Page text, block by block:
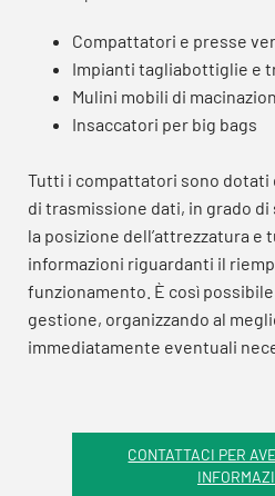
Compattatori e presse
Impianti tagliabottiglie e
Mulini mobili di
Insaccatori per big bags
Tutti i compattatori sono dotati
di trasmissione dati, in grado
la posizione dell’attrezzatura e
informazioni riguardanti il
funzionamento. È così
gestione, organizzando al
immediatamente eventuali
CONTATTACI PER